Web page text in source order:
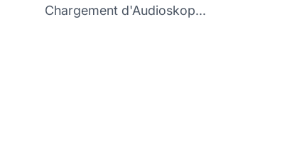
Chargement d'Audioskop...